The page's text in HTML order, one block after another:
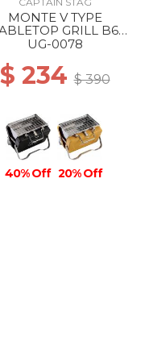
MONTE V TYPE
GRILL B6
TYPE BLACK
UG-0078
$ 234$ 390
40% Off 20% Off